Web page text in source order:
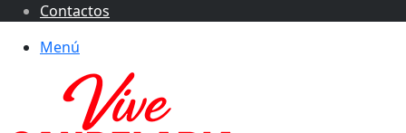
Contactos
Menú